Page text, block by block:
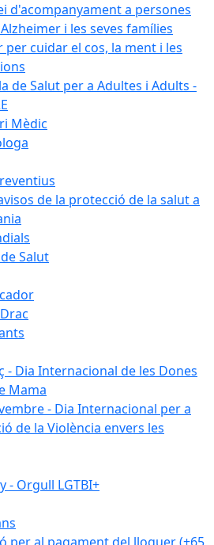
d'acompanyament a persones
i les seves famílies
per cuidar el cos, la ment i les
de Salut per a Adultes i Adults -
Mèdic
de la protecció de la salut a
Salut
- Dia Internacional de les Dones
Mama
- Dia Internacional per a
de la Violència envers les
- Orgull LGTBI+